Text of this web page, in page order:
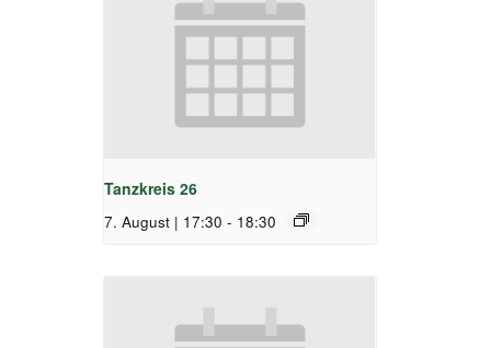
Tanzkreis 26
7. August | 17:30 - 18:30